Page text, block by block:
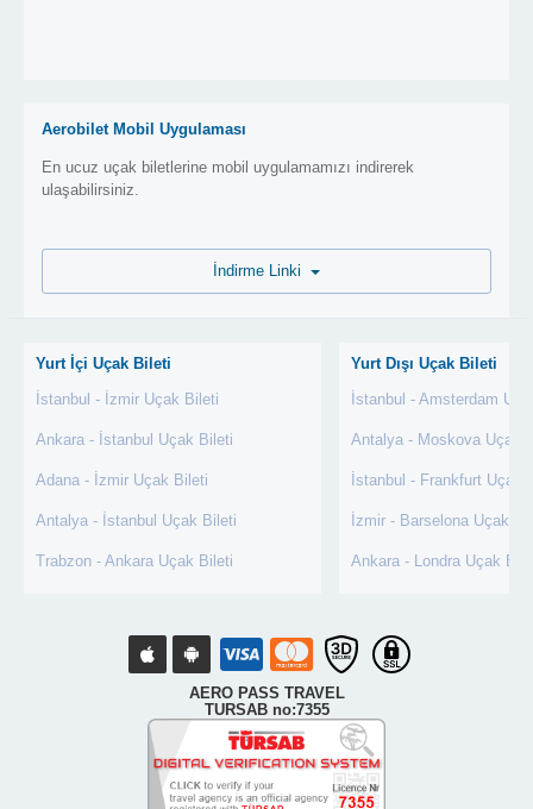
Aerobilet Mobil Uygulaması
En ucuz uçak biletlerine mobil uygulamamızı indirerek
ulaşabilirsiniz.
Yurt İçi Uçak Bileti
İstanbul - İzmir Uçak Bileti
Ankara - İstanbul Uçak Bileti
Adana - İzmir Uçak Bileti
Antalya - İstanbul Uçak Bileti
Trabzon - Ankara Uçak Bileti
Yurt Dışı Uçak Bileti
İstanbul - Amsterdam
Antalya - Moskova Uçak
İstanbul - Frankfurt Uçak
İzmir - Barselona Uçak
Ankara - Londra Uçak
AERO PASS TRAVEL
TURSAB no:7355